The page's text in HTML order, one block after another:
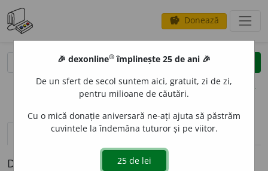
savings Donează
clear
opțiuni
definiții (1)
Definiția cu ID-ul 1148730:
🎉 dexonline® împlinește 25 de ani 🎉
De un sfert de secol suntem aici, gratuit, zi de zi,
pentru milioane de căutări.
Cu o mică donație aniversară ne-ați ajuta să păstrăm
cuvintele la îndemâna tuturor și pe viitor.